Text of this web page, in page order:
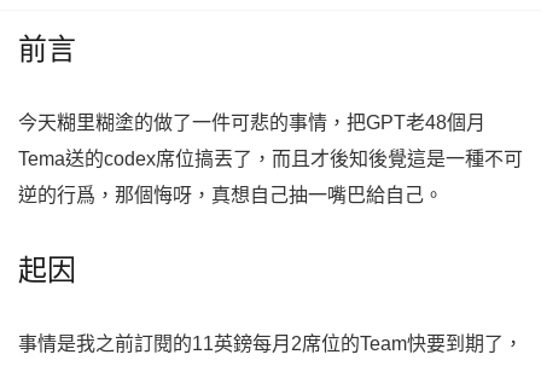
前言
今天糊里糊塗的做了一件可悲的事情，把GPT老48個月
Tema送的codex席位搞丟了，而且才後知後覺這是一種不可
逆的行爲，那個悔呀，真想自己抽一嘴巴給自己。
起因
事情是我之前訂閱的11英鎊每月2席位的Team快要到期了，